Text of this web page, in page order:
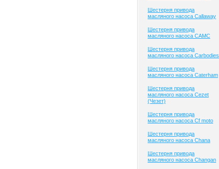
Шестерня привода
масляного насоса Callaway
Шестерня привода
масляного насоса CAMC
Шестерня привода
масляного насоса Carbodies
Шестерня привода
масляного насоса Caterham
Шестерня привода
масляного насоса Cezet
(Чезет)
Шестерня привода
масляного насоса Cf moto
Шестерня привода
масляного насоса Chana
Шестерня привода
масляного насоса Changan